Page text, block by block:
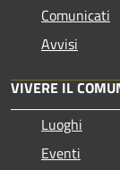
Comunicati
Avvisi
VIVERE IL
Luoghi
Eventi